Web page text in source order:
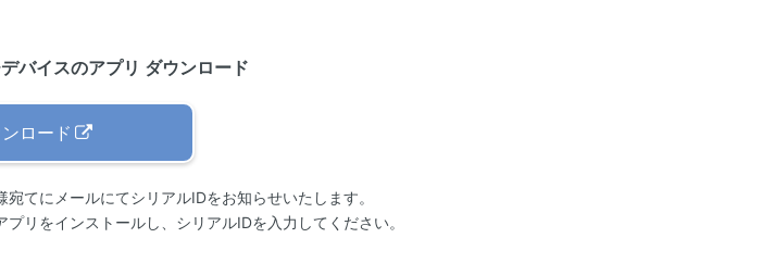
バイスのアプリ ダウンロード
ロード
てにメールにてシリアルIDをお知らせいたします。
リをインストールし、シリアルIDを入力してください。